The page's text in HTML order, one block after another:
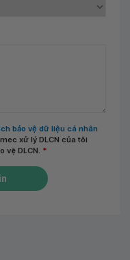
bảo vệ dữ liệu cá nhân
xử lý DLCN của tôi
vệ DLCN. *